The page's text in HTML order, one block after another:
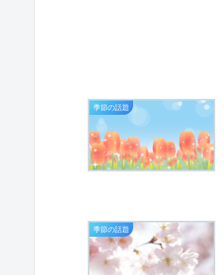
季節の話題
季節の話題